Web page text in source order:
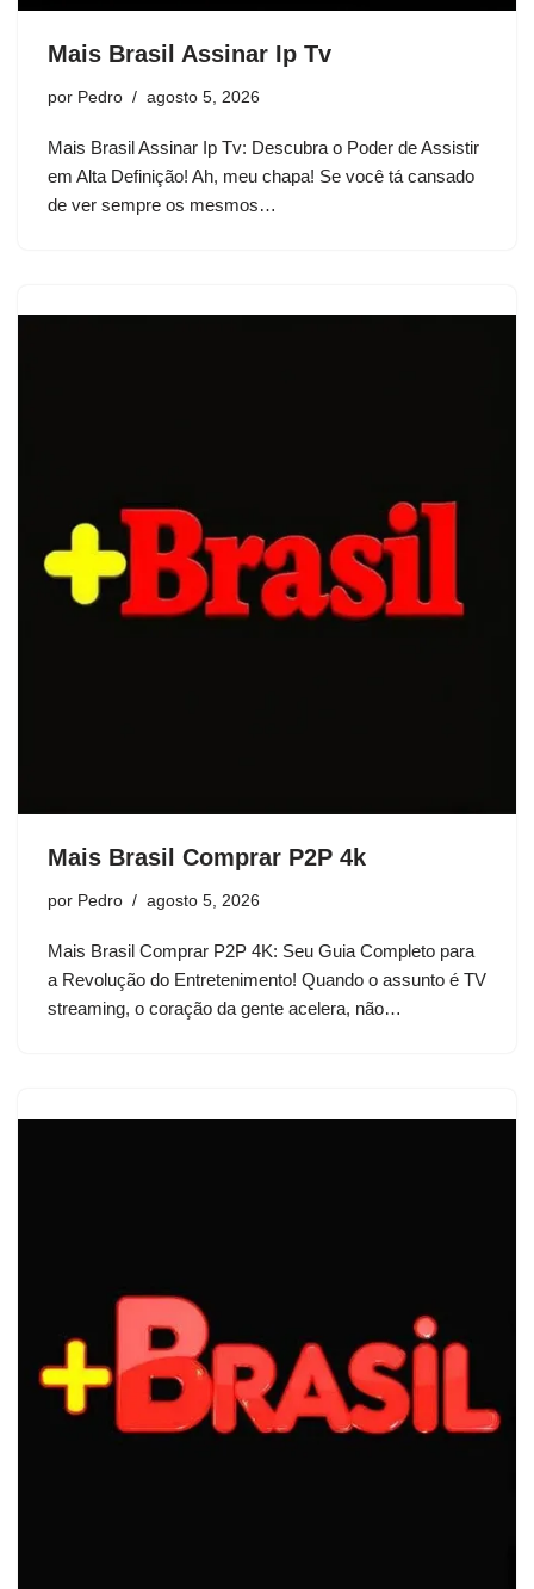
Mais Brasil Assinar Ip Tv
por Pedro agosto 5, 2026
Mais Brasil Assinar Ip Tv: Descubra o Poder de Assistir
em Alta Definição! Ah, meu chapa! Se você tá cansado
de ver sempre os mesmos…
Mais Brasil Comprar P2P 4k
por Pedro agosto 5, 2026
Mais Brasil Comprar P2P 4K: Seu Guia Completo para
a Revolução do Entretenimento! Quando o assunto é TV
streaming, o coração da gente acelera, não…